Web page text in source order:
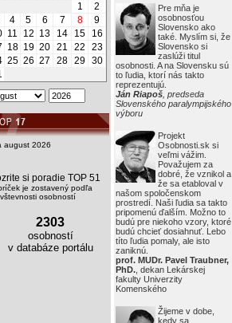
Pre mňa je
osobnosťou
Slovensko ako
také. Myslím si, že
Slovensko si
zaslúži titul
osobnosti. A na Slovensku sú
to ľudia, ktorí nás takto
reprezentujú.
Ján Riapoš , predseda
Slovenského paralympijského
výboru
Projekt
Osobnosti.sk si
veľmi vážim.
Považujem za
dobré, že vznikol a
že sa etabloval v
našom spoločenskom
prostredí. Naši ľudia sa takto
pripomenú ďalším. Možno to
budú pre niekoho vzory, ktoré
budú chcieť dosiahnuť. Lebo
títo ľudia pomaly, ale isto
zaniknú.
prof. MUDr. Pavel Traubner,
PhD. , dekan Lekárskej
fakulty Univerzity
Komenského
Žijeme v dobe,
kedy sa
1
2
4 5 6 7 8
9
11 12 13 14 15
16
18 19 20 21 22
23
25 26 27 28 29 30
2026
si poradie TOP 51
je zostavený podľa
osobností
2303
osobností
v databáze portálu